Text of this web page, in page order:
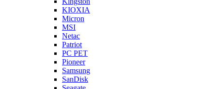
KIOXIA
Micron
MSI
Netac
Patriot
PC PET
Pioneer
Samsung
SanDisk